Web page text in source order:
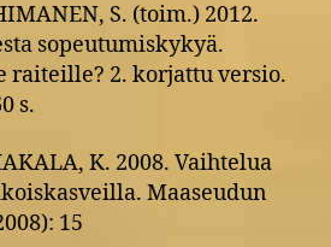
S. (toim.) 2012.
sopeutumiskykyä.
raiteille? 2. korjattu versio.
s.
K. 2008. Vaihtelua
Maaseudun
15